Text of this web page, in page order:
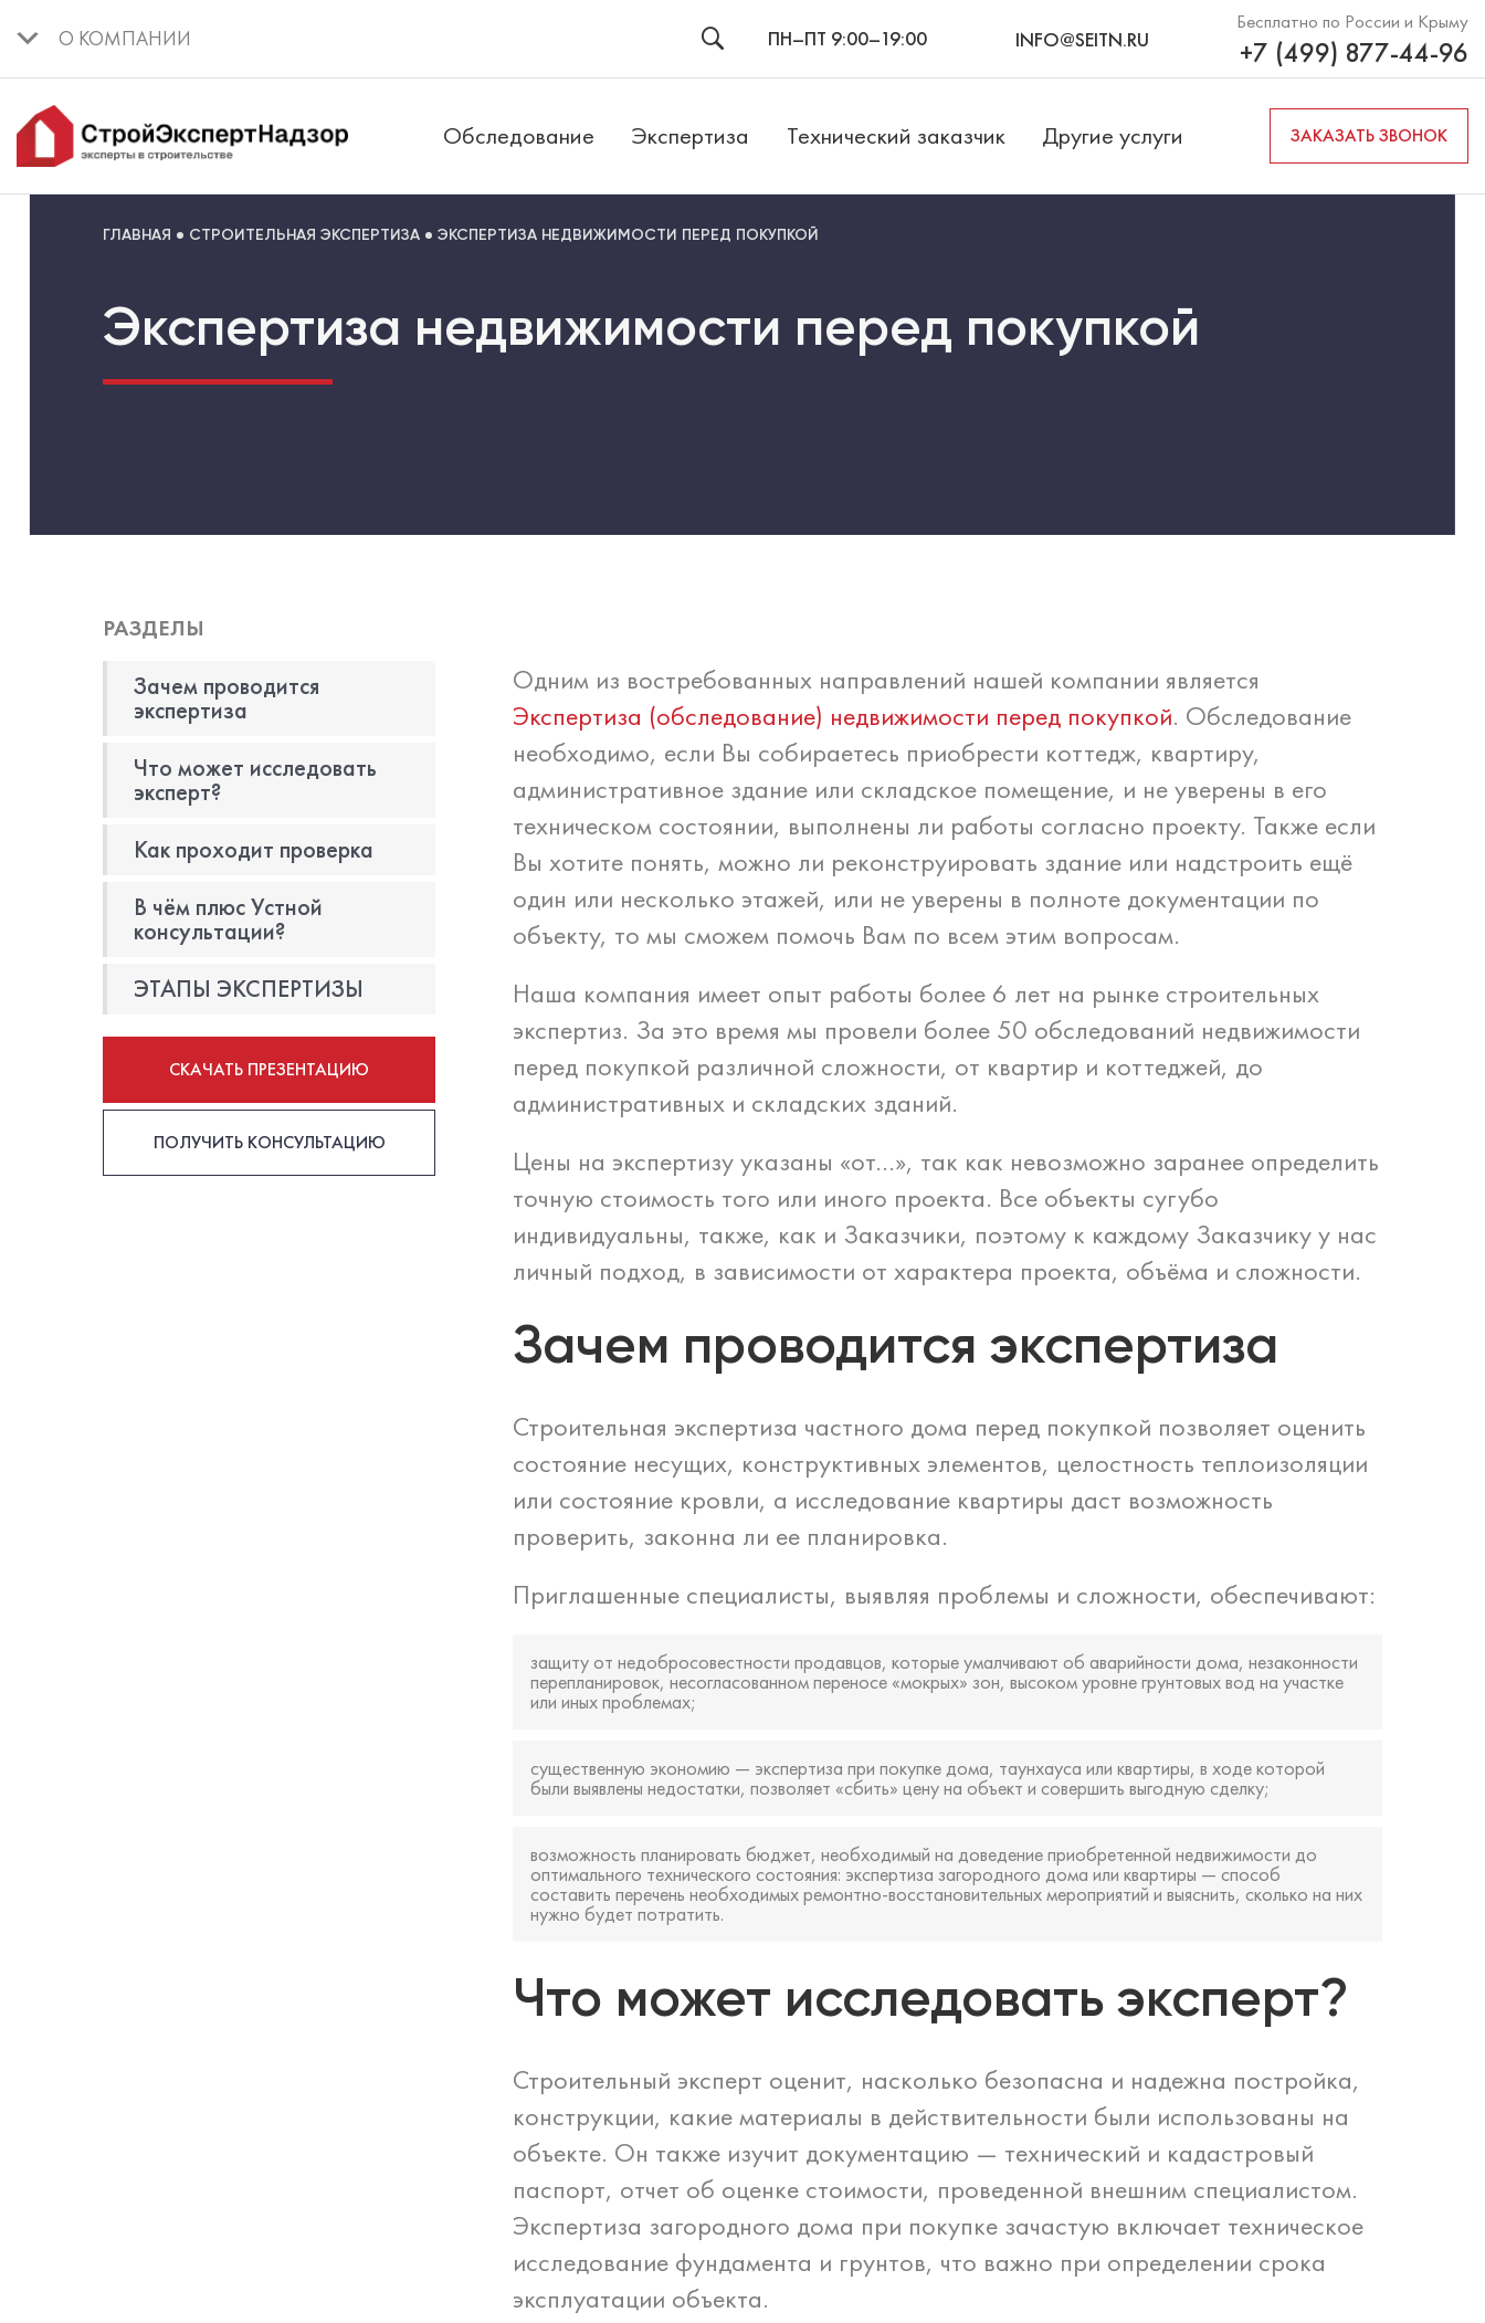
О КОМПАНИИ ПН–ПТ 9:00–19:00 INFO@SEITN.RU
Бесплатно по России и Крыму
+7 (499) 877-44-96
Обследование Экспертиза Технический заказчик Другие услуги ЗАКАЗАТЬ ЗВОНОК
ГЛАВНАЯ СТРОИТЕЛЬНАЯ ЭКСПЕРТИЗА ЭКСПЕРТИЗА НЕДВИЖИМОСТИ ПЕРЕД ПОКУПКОЙ
Экспертиза недвижимости перед покупкой
РАЗДЕЛЫ
Зачем проводится
экспертиза
Что может исследовать
эксперт?
Как проходит проверка
В чём плюс Устной
консультации?
ЭТАПЫ ЭКСПЕРТИЗЫ
СКАЧАТЬ ПРЕЗЕНТАЦИЮ
ПОЛУЧИТЬ КОНСУЛЬТАЦИЮ
Одним из востребованных направлений нашей компании является
Экспертиза (обследование) недвижимости перед покупкой. Обследование
необходимо, если Вы собираетесь приобрести коттедж, квартиру,
административное здание или складское помещение, и не уверены в его
техническом состоянии, выполнены ли работы согласно проекту. Также если
Вы хотите понять, можно ли реконструировать здание или надстроить ещё
один или несколько этажей, или не уверены в полноте документации по
объекту, то мы сможем помочь Вам по всем этим вопросам.
Наша компания имеет опыт работы более 6 лет на рынке строительных
экспертиз. За это время мы провели более 50 обследований недвижимости
перед покупкой различной сложности, от квартир и коттеджей, до
административных и складских зданий.
Цены на экспертизу указаны «от…», так как невозможно заранее определить
точную стоимость того или иного проекта. Все объекты сугубо
индивидуальны, также, как и Заказчики, поэтому к каждому Заказчику у нас
личный подход, в зависимости от характера проекта, объёма и сложности.
Зачем проводится экспертиза
Строительная экспертиза частного дома перед покупкой позволяет оценить
состояние несущих, конструктивных элементов, целостность теплоизоляции
или состояние кровли, а исследование квартиры даст возможность
проверить, законна ли ее планировка.
Приглашенные специалисты, выявляя проблемы и сложности, обеспечивают:
защиту от недобросовестности продавцов, которые умалчивают об аварийности дома, незаконности
перепланировок, несогласованном переносе «мокрых» зон, высоком уровне грунтовых вод на участке
или иных проблемах;
существенную экономию — экспертиза при покупке дома, таунхауса или квартиры, в ходе которой
были выявлены недостатки, позволяет «сбить» цену на объект и совершить выгодную сделку;
возможность планировать бюджет, необходимый на доведение приобретенной недвижимости до
оптимального технического состояния: экспертиза загородного дома или квартиры — способ
составить перечень необходимых ремонтно-восстановительных мероприятий и выяснить, сколько на них
нужно будет потратить.
Что может исследовать эксперт?
Строительный эксперт оценит, насколько безопасна и надежна постройка,
конструкции, какие материалы в действительности были использованы на
объекте. Он также изучит документацию — технический и кадастровый
паспорт, отчет об оценке стоимости, проведенной внешним специалистом.
Экспертиза загородного дома при покупке зачастую включает техническое
исследование фундамента и грунтов, что важно при определении срока
эксплуатации объекта.